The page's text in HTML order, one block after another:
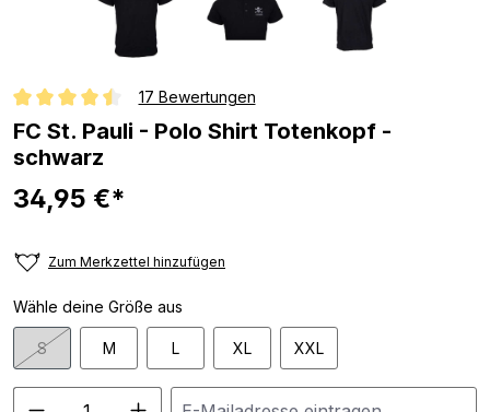
Durchschnittliche Bewertung von 4.5 von 5 Sternen
17 Bewertungen
FC St. Pauli - Polo Shirt Totenkopf -
schwarz
34,95 €*
Zum Merkzettel hinzufügen
Wähle deine Größe aus
S(Diese Option ist zurzeit nicht verfügbar.)
M L XL XXL